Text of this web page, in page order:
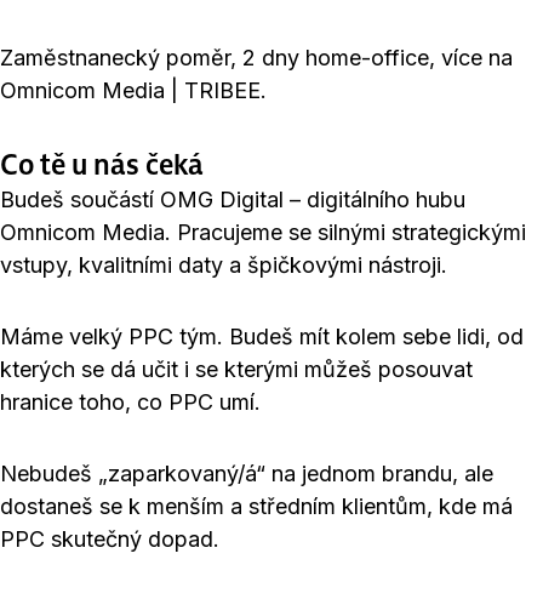
Zaměstnanecký poměr, 2 dny home-office, více na
Omnicom Media | TRIBEE.
Co tě u nás čeká
Budeš součástí OMG Digital – digitálního hubu
Omnicom Media. Pracujeme se silnými strategickými
vstupy, kvalitními daty a špičkovými nástroji.
Máme velký PPC tým. Budeš mít kolem sebe lidi, od
kterých se dá učit i se kterými můžeš posouvat
hranice toho, co PPC umí.
Nebudeš „zaparkovaný/á“ na jednom brandu, ale
dostaneš se k menším a středním klientům, kde má
PPC skutečný dopad.